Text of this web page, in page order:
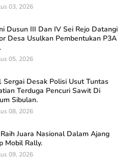
03, 2026
Dusun III Dan IV Sei Rejo Datangi
Desa Usulkan Pembentukan P3A
05, 2026
Sergai Desak Polisi Usut Tuntas
Terduga Pencuri Sawit Di
Sibulan.
08, 2026
Juara Nasional Dalam Ajang
Mobil Rally.
09, 2026